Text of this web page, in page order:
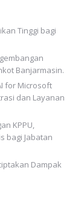
Tinggi bagi
Banjarmasin.
for Microsoft
dan Layanan
KPPU,
bagi Jabatan
Dampak